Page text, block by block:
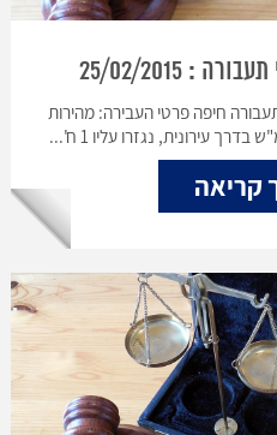
: 25/02/2015
תיק: תת"ע 5603-08-13 תעבורה חיפה פרטי העבירה: מהירות
קריאה